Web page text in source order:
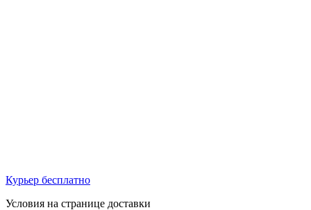
Курьер бесплатно
Условия на странице доставки